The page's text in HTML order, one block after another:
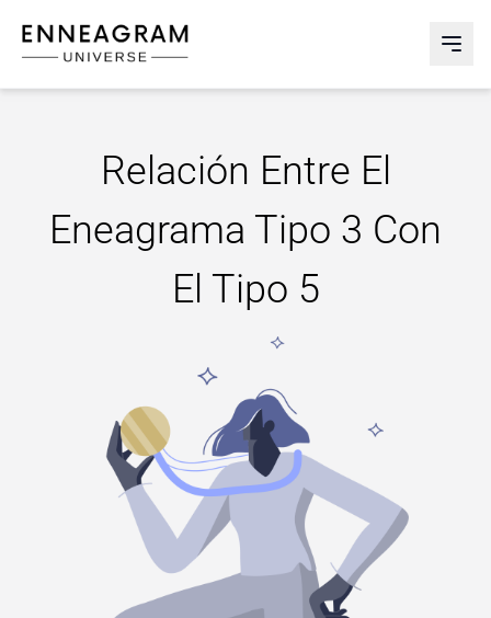
Enneagram Universe
Relación Entre El
Eneagrama Tipo 3 Con
El Tipo 5